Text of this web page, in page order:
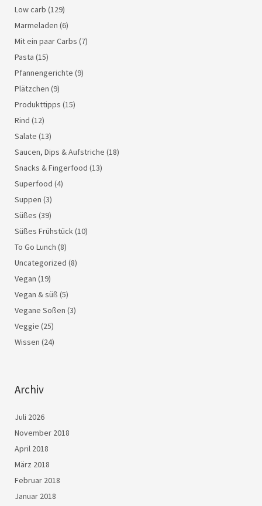
Low carb (129)
Marmeladen (6)
Mit ein paar Carbs (7)
Pasta (15)
Pfannengerichte (9)
Plätzchen (9)
Produkttipps (15)
Rind (12)
Salate (13)
Saucen, Dips & Aufstriche (18)
Snacks & Fingerfood (13)
Superfood (4)
Suppen (3)
Süßes (39)
Süßes Frühstück(10)
To Go Lunch (8)
Uncategorized (8)
Vegan (19)
Vegan & süß (5)
Vegane Soßen (3)
Veggie (25)
Wissen (24)
Archiv
Juli 2026
November 2018
April 2018
März 2018
Februar 2018
Januar 2018